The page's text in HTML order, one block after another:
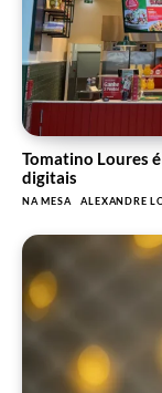
Tomatino Loures
digitais
NA MESA ALEXANDRE